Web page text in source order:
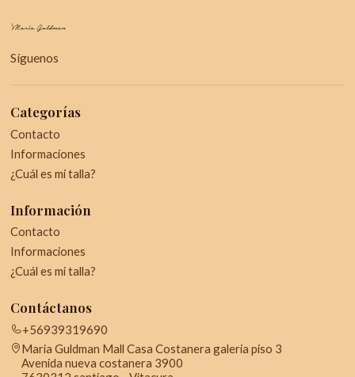
Síguenos
Categorías
Contacto
Informaciones
¿Cuál es mi talla?
Información
Contacto
Informaciones
¿Cuál es mi talla?
Contáctanos
+56939319690
Maria Guldman Mall Casa Costanera galeria piso 3
Avenida nueva costanera 3900